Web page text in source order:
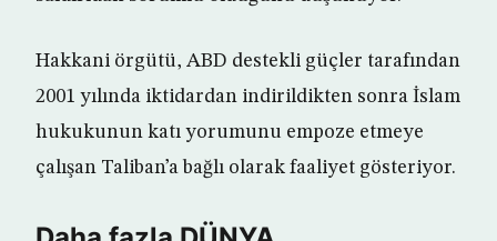
Hakkani örgütü, ABD destekli güçler tarafından
2001 yılında iktidardan indirildikten sonra İslam
hukukunun katı yorumunu empoze etmeye
çalışan Taliban’a bağlı olarak faaliyet gösteriyor.